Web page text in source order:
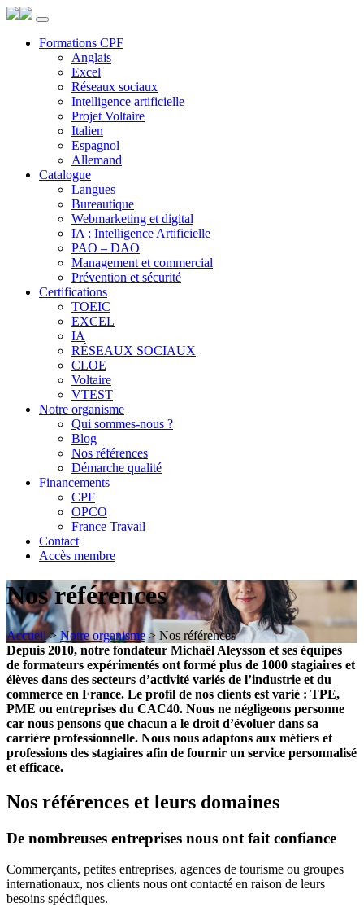
Formations CPF
Anglais
Excel
Réseaux sociaux
Intelligence artificielle
Projet Voltaire
Italien
Espagnol
Allemand
Catalogue
Langues
Bureautique
Webmarketing et digital
IA : Intelligence Artificielle
PAO – DAO
Management et commercial
Prévention et sécurité
Certifications
TOEIC
EXCEL
IA
RÉSEAUX SOCIAUX
CLOE
Voltaire
VTEST
Notre organisme
Qui sommes-nous ?
Blog
Nos références
Démarche qualité
Financements
CPF
OPCO
France Travail
Contact
Accès membre
Nos références
Accueil>Notre organisme > Nos références
Depuis 2010, notre fondateur Michaël Aleysson et ses équipes
de formateurs expérimentés ont formé plus de 1000 stagiaires et
élèves dans des secteurs d’activité variés de l’industrie et du
commerce en France. Le profil de nos clients est varié : TPE,
PME ou entreprises du CAC40. Nous ne négligeons personne
car nous pensons que chacun a le droit d’évoluer dans sa
carrière professionnelle. Nous nous adaptons aux métiers et
professions des stagiaires afin de fournir un service personnalisé
et efficace.
Nos références et leurs domaines
De nombreuses entreprises nous ont fait confiance
Commerçants, petites entreprises, agences de tourisme ou groupes
internationaux, nos clients nous ont contacté en raison de leurs
besoins spécifiques.
Panneau de gestion des cookies